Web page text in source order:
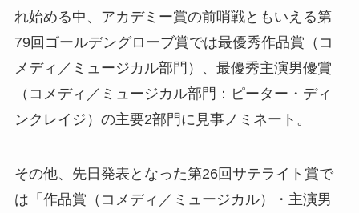
れ始める中、アカデミー賞の前哨戦ともいえる第
79回ゴールデングローブ賞では最優秀作品賞（コ
メディ／ミュージカル部門）、最優秀主演男優賞
（コメディ／ミュージカル部門：ピーター・ディ
ンクレイジ）の主要2部門に見事ノミネート。
その他、先日発表となった第26回サテライト賞で
は「作品賞（コメディ／ミュージカル）・主演男